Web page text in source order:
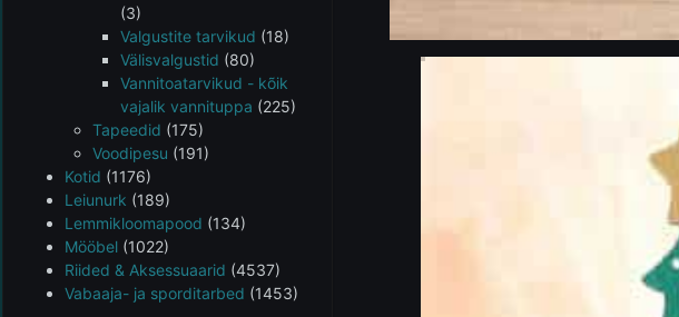
(3)
Valgustite tarvikud (18)
Välisvalgustid (80)
Vannitoatarvikud - kõik
vajalik vannituppa (225)
Tapeedid (175)
Voodipesu (191)
Kotid (1176)
Leiunurk (189)
Lemmikloomapood (134)
Mööbel (1022)
Riided & Aksessuaarid (4537)
Vabaaja- ja sporditarbed (1453)